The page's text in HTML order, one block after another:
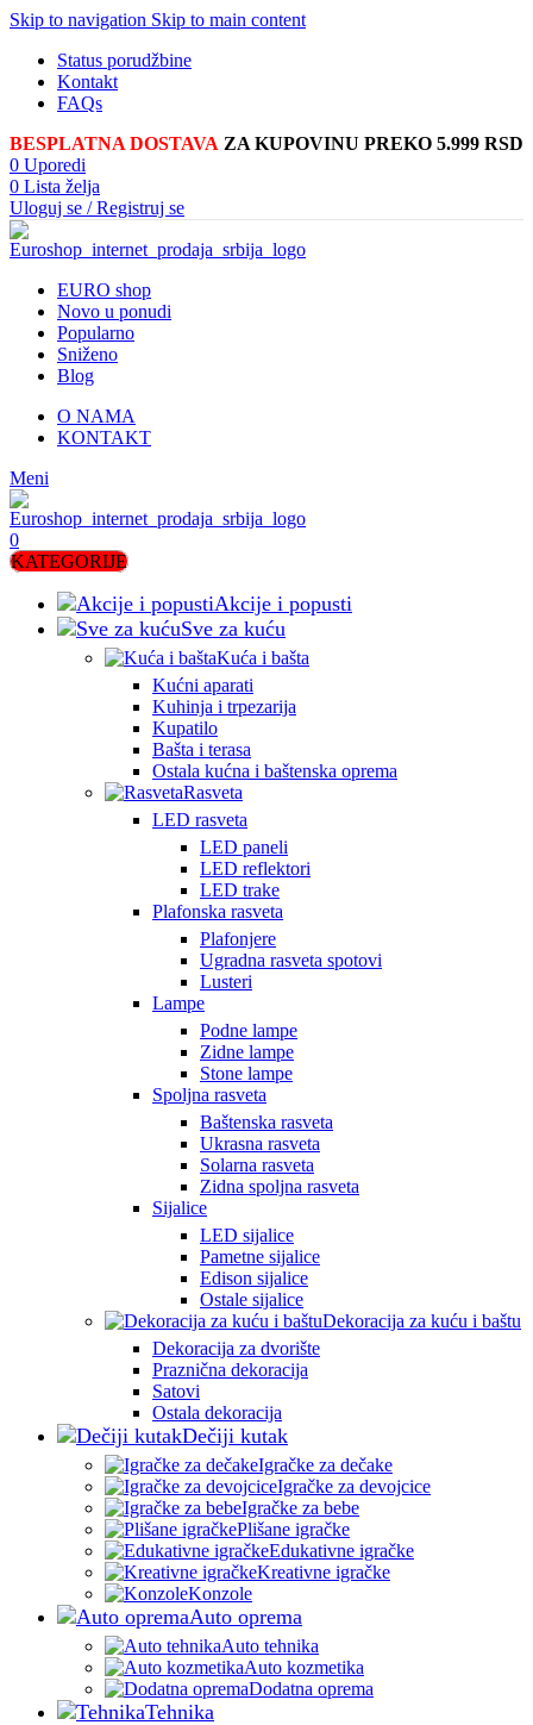
Skip to navigation Skip to main content
Status porudžbine
Kontakt
FAQs
BESPLATNA DOSTAVA ZA KUPOVINU PREKO 5.999 RSD
0 Uporedi
0 Lista želja
Uloguj se / Registruj se
EURO shop
Novo u ponudi
Popularno
Sniženo
Blog
O NAMA
KONTAKT
Meni
0
KATEGORIJE
Akcije i popusti
Sve za kuću
Kuća i bašta
Kućni aparati
Kuhinja i trpezarija
Kupatilo
Bašta i terasa
Ostala kućna i baštenska oprema
Rasveta
LED rasveta
LED paneli
LED reflektori
LED trake
Plafonska rasveta
Plafonjere
Ugradna rasveta spotovi
Lusteri
Lampe
Podne lampe
Zidne lampe
Stone lampe
Spoljna rasveta
Baštenska rasveta
Ukrasna rasveta
Solarna rasveta
Zidna spoljna rasveta
Sijalice
LED sijalice
Pametne sijalice
Edison sijalice
Ostale sijalice
Dekoracija za kuću i baštu
Dekoracija za dvorište
Praznična dekoracija
Satovi
Ostala dekoracija
Dečiji kutak
Igračke za dečake
Igračke za devojcice
Igračke za bebe
Plišane igračke
Edukativne igračke
Kreativne igračke
Konzole
Auto oprema
Auto tehnika
Auto kozmetika
Dodatna oprema
Tehnika